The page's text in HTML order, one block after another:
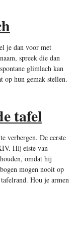
je dan voor met
spreek die dan
glimlach kan
op hun gemak stellen.
tafel
verbergen. De eerste
Hij eiste van
omdat hij
mogen nooit op
Hou je armen